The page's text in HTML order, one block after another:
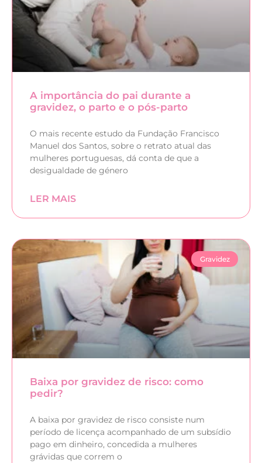
A importância do pai durante a
gravidez, o parto e o pós-parto
O mais recente estudo da Fundação Francisco
Manuel dos Santos, sobre o retrato atual das
mulheres portuguesas, dá conta de que a
desigualdade de género
LER MAIS
Gravidez
Baixa por gravidez de risco: como
pedir?
A baixa por gravidez de risco consiste num
período de licença acompanhado de um subsídio
pago em dinheiro, concedida a mulheres
grávidas que correm o